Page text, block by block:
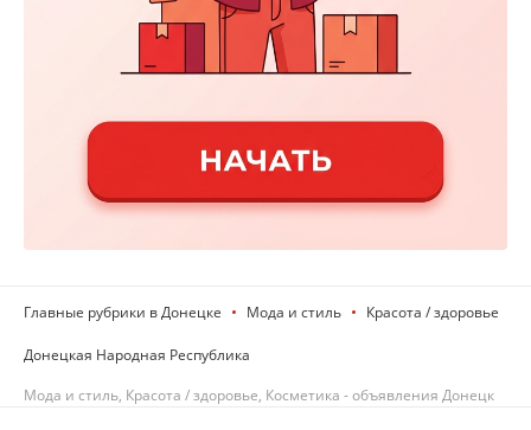
Главные рубрики в Донецке Мода и стиль Красота / здоровье
Донецкая Народная Республика
Мода и стиль, Красота / здоровье, Косметика - объявления Донецк